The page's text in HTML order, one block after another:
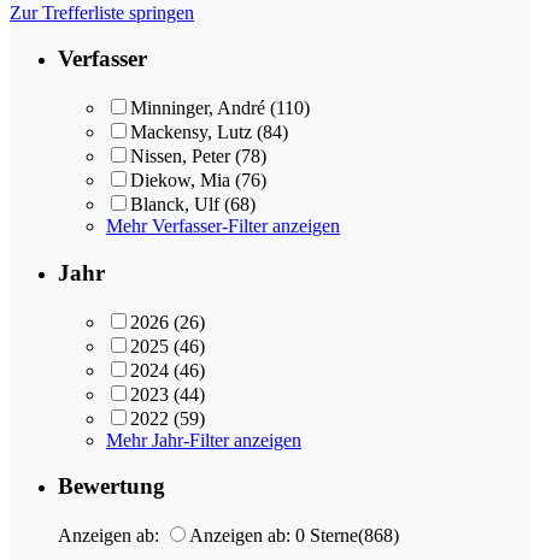
Zur Trefferliste springen
Verfasser
Minninger, André (110)
Mackensy, Lutz (84)
Nissen, Peter (78)
Diekow, Mia (76)
Blanck, Ulf (68)
Mehr Verfasser-Filter anzeigen
Jahr
2026 (26)
2025 (46)
2024 (46)
2023 (44)
2022 (59)
Mehr Jahr-Filter anzeigen
Bewertung
Anzeigen ab: Anzeigen ab: 0 Sterne(868)